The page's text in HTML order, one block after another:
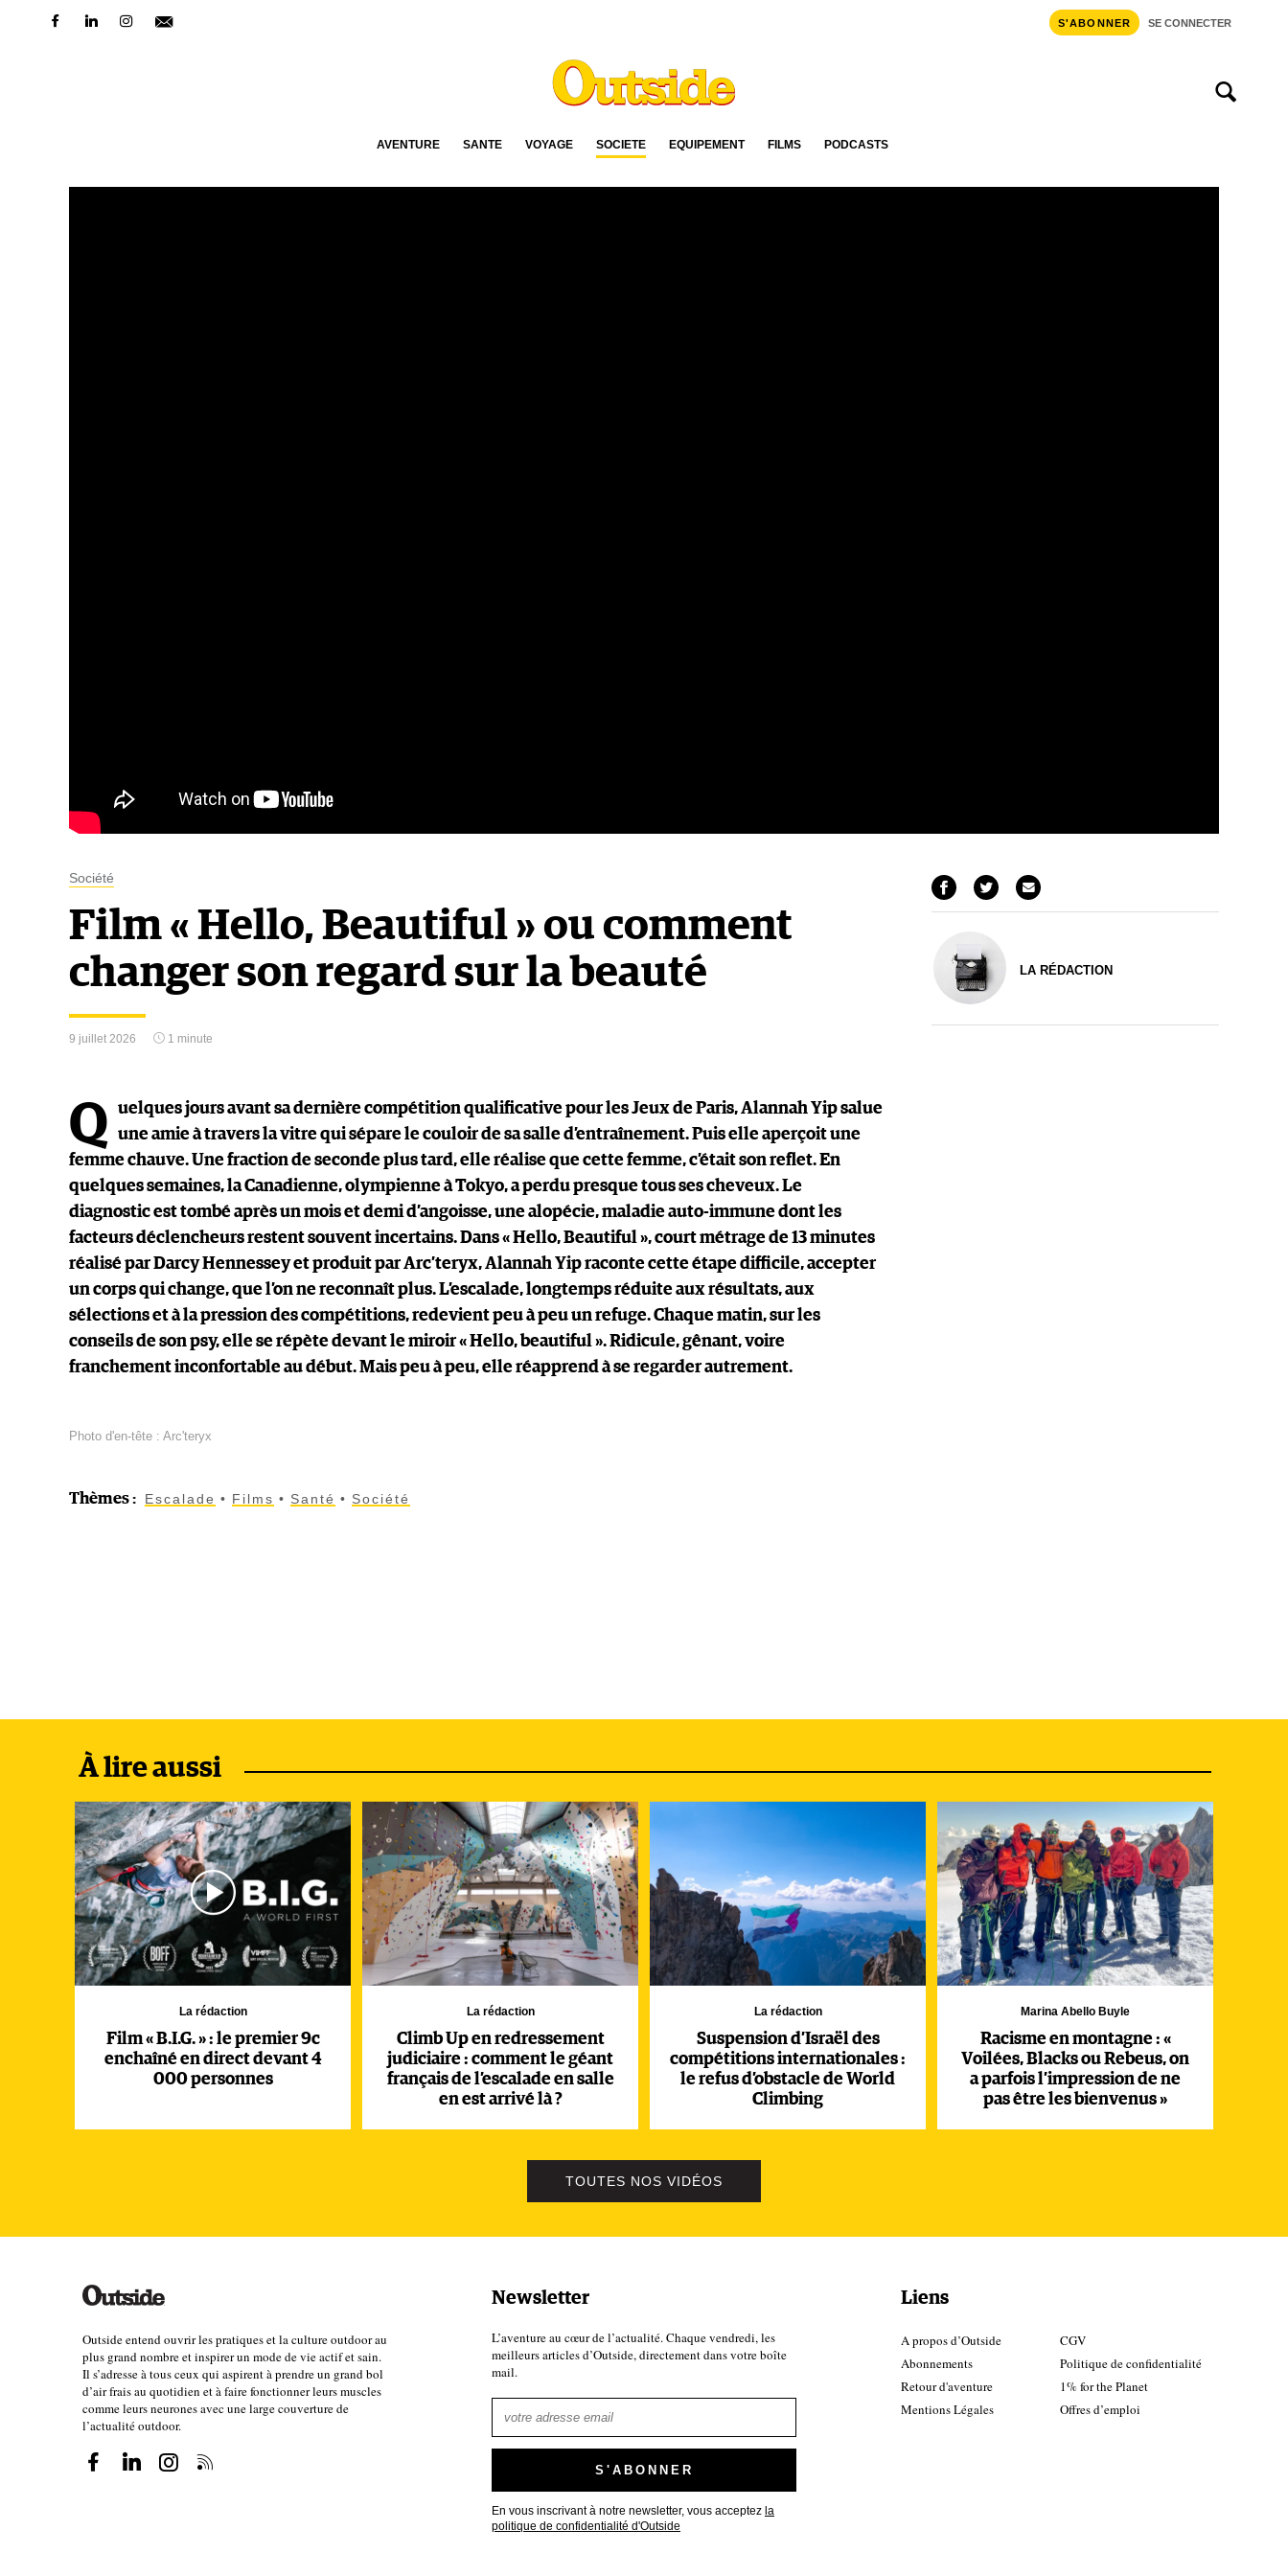
S'ABONNER SE CONNECTER
AVENTURE SANTÉ VOYAGE SOCIÉTÉ ÉQUIPEMENT FILMS PODCASTS
Société
Film « Hello, Beautiful » ou comment
changer son regard sur la beauté
9 juillet 2026 1 minute
LA RÉDACTION
Q
uelques jours avant sa dernière compétition qualificative pour les Jeux de Paris, Alannah Yip salue
une amie à travers la vitre qui sépare le couloir de sa salle d’entraînement. Puis elle aperçoit une
femme chauve. Une fraction de seconde plus tard, elle réalise que cette femme, c’était son reflet. En
quelques semaines, la Canadienne, olympienne à Tokyo, a perdu presque tous ses cheveux. Le
diagnostic est tombé après un mois et demi d’angoisse, une alopécie, maladie auto-immune dont les
facteurs déclencheurs restent souvent incertains. Dans « Hello, Beautiful », court métrage de 13 minutes
réalisé par Darcy Hennessey et produit par Arc’teryx, Alannah Yip raconte cette étape difficile, accepter
un corps qui change, que l’on ne reconnaît plus. L’escalade, longtemps réduite aux résultats, aux
sélections et à la pression des compétitions, redevient peu à peu un refuge. Chaque matin, sur les
conseils de son psy, elle se répète devant le miroir « Hello, beautiful ». Ridicule, gênant, voire
franchement inconfortable au début. Mais peu à peu, elle réapprend à se regarder autrement.
Photo d'en-tête : Arc'teryx
Thèmes: Escalade Films Santé Société
À lire aussi
La rédaction
Film « B.I.G. » : le premier 9c
enchaîné en direct devant 4
000 personnes
La rédaction
Climb Up en redressement
judiciaire : comment le géant
français de l’escalade en salle
en est arrivé là ?
La rédaction
Suspension d’Israël des
compétitions internationales :
le refus d’obstacle de World
Climbing
Marina Abello Buyle
Racisme en montagne : «
Voilées, Blacks ou Rebeus, on
a parfois l’impression de ne
pas être les bienvenus »
TOUTES NOS VIDÉOS
Outside entend ouvrir les pratiques et la culture outdoor au
plus grand nombre et inspirer un mode de vie actif et sain.
Il s’adresse à tous ceux qui aspirent à prendre un grand bol
d’air frais au quotidien et à faire fonctionner leurs muscles
comme leurs neurones avec une large couverture de
l’actualité outdoor.
Newsletter
L’aventure au cœur de l’actualité. Chaque vendredi, les
meilleurs articles d’Outside, directement dans votre boîte
mail.
En vous inscrivant à notre newsletter, vous acceptez la
politique de confidentialité d'Outside
Liens
A propos d’Outside
Abonnements
Retour d'aventure
Mentions Légales
CGV
Politique de confidentialité
1% for the Planet
Offres d’emploi